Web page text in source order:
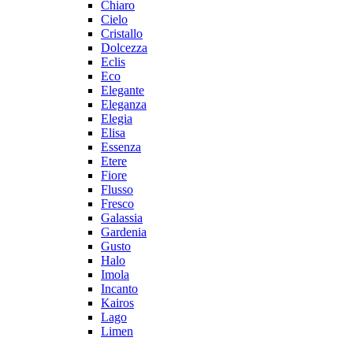
Chiaro
Cielo
Cristallo
Dolcezza
Eclis
Eco
Elegante
Eleganza
Elegia
Elisa
Essenza
Etere
Fiore
Flusso
Fresco
Galassia
Gardenia
Gusto
Halo
Imola
Incanto
Kairos
Lago
Limen